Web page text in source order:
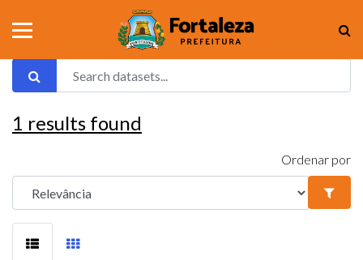
1 results found
Ordenar por